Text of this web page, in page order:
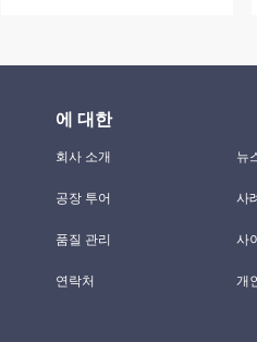
316L 304 302 1um-100um
에 대한
회사 소개
공장 투어
품질 관리
연락처
뉴
사례
사
개